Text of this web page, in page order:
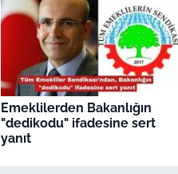
Emeklilerden Bakanlığın
"dedikodu" ifadesine sert
yanıt